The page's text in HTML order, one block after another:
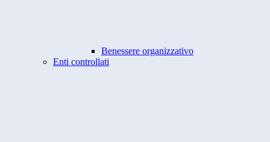
Benessere organizzativo
Enti controllati